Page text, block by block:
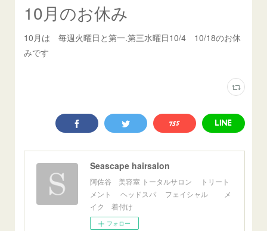
10月のお休み
10月は 毎週火曜日と第一.第三水曜日10/4 10/18のお休
みです
Seascape hairsalon
阿佐谷 美容室 トータルサロン トリート
メント ヘッドスパ フェイシャル メ
イク 着付け
フォロー